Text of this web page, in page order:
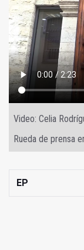
Video: Celia
Rueda de prensa
EP